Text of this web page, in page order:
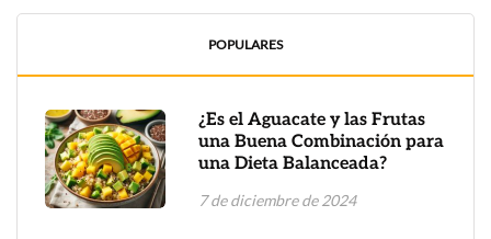
POPULARES
¿Es el Aguacate y las Frutas
una Buena Combinación para
una Dieta Balanceada?
7 de diciembre de 2024